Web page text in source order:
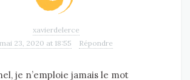
xavierdelerce
mai 23, 2020 at 18:55
Répondre
je n’emploie jamais le mot